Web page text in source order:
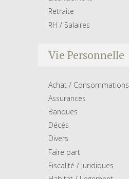
Retraite
RH / Salaires
Vie Personnelle
Achat / Consommations
Assurances
Banques
Décés
Divers
Faire part
Fiscalité / Juridiques